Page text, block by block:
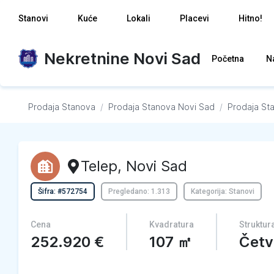
Stanovi Kuće Lokali Placevi Hitno!
Nekretnine Novi Sad Početna
Prodaja Stanova / Prodaja Stanova Novi Sad / Prodaja
Telep, Novi Sad
Šifra: #572754 Pregledano: 1.313 Kategorija: Stanovi
Cena
252.920 €
Kvadratura
107 ㎡